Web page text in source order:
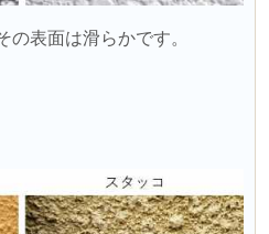
の表面は滑らかです。